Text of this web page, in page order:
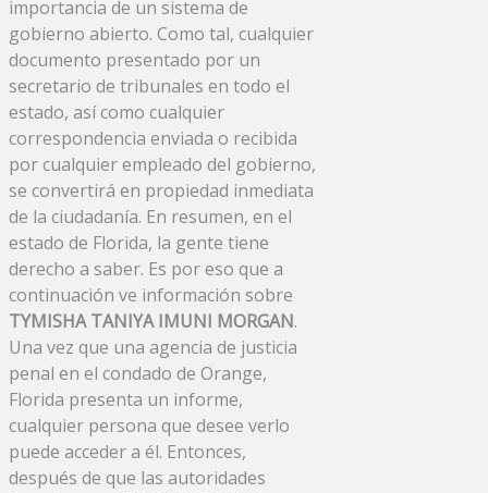
importancia de un sistema de
gobierno abierto. Como tal, cualquier
documento presentado por un
secretario de tribunales en todo el
estado, así como cualquier
correspondencia enviada o recibida
por cualquier empleado del gobierno,
se convertirá en propiedad inmediata
de la ciudadanía. En resumen, en el
estado de Florida, la gente tiene
derecho a saber. Es por eso que a
continuación ve información sobre
TYMISHA TANIYA IMUNI MORGAN.
Una vez que una agencia de justicia
penal en el condado de Orange,
Florida presenta un informe,
cualquier persona que desee verlo
puede acceder a él. Entonces,
después de que las autoridades